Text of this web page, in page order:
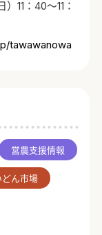
営農支援情報
どん市場
11：40～11：
tawawanowa